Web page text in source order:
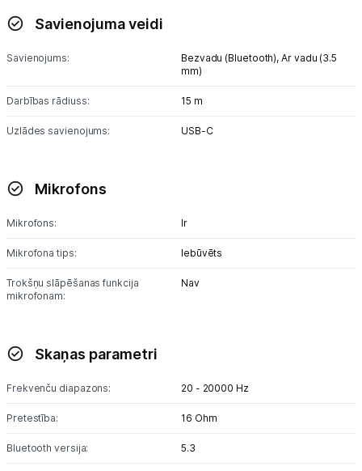
Savienojuma veidi
Savienojums: Bezvadu (Bluetooth),Ar vadu (3.5
mm)
Darbības rādiuss: 15 m
Uzlādes savienojums: USB-C
Mikrofons
Mikrofons: Ir
Mikrofona tips: Iebūvēts
Trokšņu slāpēšanas funkcija
mikrofonam:
Nav
Skaņas parametri
Frekvenču diapazons: 20 - 20000 Hz
Pretestība: 16 Ohm
Bluetooth versija: 5.3